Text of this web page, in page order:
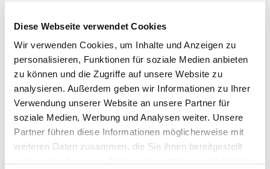
Diese Webseite verwendet Cookies
Wir verwenden Cookies, um Inhalte und Anzeigen zu
personalisieren, Funktionen für soziale Medien anbieten
zu können und die Zugriffe auf unsere Website zu
analysieren. Außerdem geben wir Informationen zu Ihrer
Verwendung unserer Website an unsere Partner für
soziale Medien, Werbung und Analysen weiter. Unsere
Partner führen diese Informationen möglicherweise mit
weiteren Daten zusammen, die Sie ihnen bereitgestellt
Türblatt
Falz
Kante und Schmalfläche
Einlage